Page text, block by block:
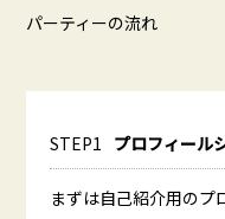
パーティーの流れ
STEP1 プロフィール
まずは自己紹介用のプ